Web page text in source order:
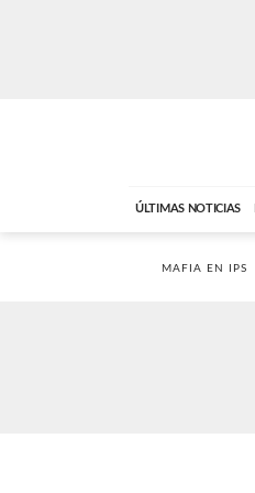
ÚLTIMAS NOTICIAS
MAFIA EN IPS